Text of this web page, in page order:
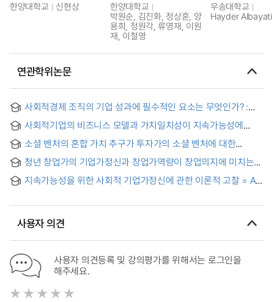
한양대학교 신현상
한양대학교
박원순, 김진화, 정상훈, 양
용희, 정원각, 류영재, 이원
재, 이철영
우송대학교
Hayder Albayati
연관학위논문
사회적경제 조직의 기업 성과에 필수적인 요소는 무엇인가? :
Are the Key Factors for Corporate Performance in Social
Economy Organizations? : Focusing on the mediating
effect of CEO's business model understanding
사회적기업의 비즈니스 모델과 가치일치성이 지속가능성에
effects of social enterprise business model and value
congruence on sustainability : moderating effect of social
entrepreneurship
소셜 벤처의 혼합 가치 추구가 투자가의 소셜 벤처에 대한
of Social Venture's Pursuit of Blended Value on Investor's
Investment Intention in Social Venture
청년 창업가의 기업가정신과 창업가역량이 창업의지에 미치는
young entrepreneurs' entrepreneurship spirit and
: Focusing on the moderating effect of social networks
지속가능성을 위한 사회적 기업가정신에 관한 이론적 고찰 = A
사용자 의견
사용자 의견등록 및 강의평가를 위해서는 로그인을
해주세요.